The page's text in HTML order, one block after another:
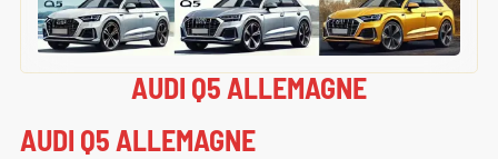
AUDI Q5 ALLEMAGNE
AUDI Q5 ALLEMAGNE